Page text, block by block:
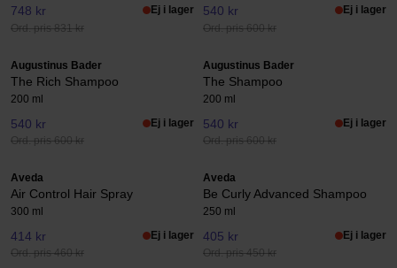
748 kr
Ord. pris 831 kr
Ej i lager 540 kr
Ord. pris 600 kr
Ej i lager
Augustinus Bader
The Rich Shampoo
200 ml
540 kr
Ord. pris 600 kr
Ej i lager
Augustinus Bader
The Shampoo
200 ml
540 kr
Ord. pris 600 kr
Ej i lager
Aveda
Air Control Hair Spray
300 ml
414 kr
Ord. pris 460 kr
Ej i lager
Aveda
Be Curly Advanced Shampoo
250 ml
405 kr
Ord. pris 450 kr
Ej i lager